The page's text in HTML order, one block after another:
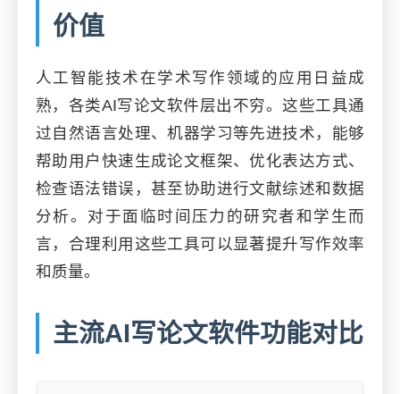
价值
人工智能技术在学术写作领域的应用日益成
熟，各类AI写论文软件层出不穷。这些工具通
过自然语言处理、机器学习等先进技术，能够
帮助用户快速生成论文框架、优化表达方式、
检查语法错误，甚至协助进行文献综述和数据
分析。对于面临时间压力的研究者和学生而
言，合理利用这些工具可以显著提升写作效率
和质量。
主流AI写论文软件功能对比